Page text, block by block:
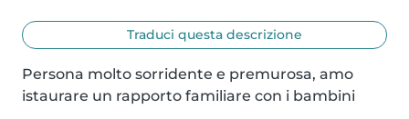
Traduci questa descrizione
Persona molto sorridente e premurosa, amo
istaurare un rapporto familiare con i bambini